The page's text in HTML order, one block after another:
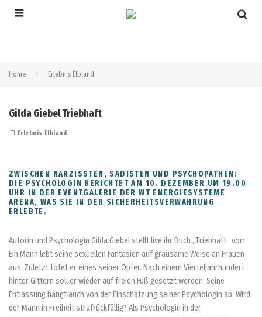
Home Erlebnis Elbland
Gilda Giebel Triebhaft
Erlebnis Elbland
ZWISCHEN NARZISSTEN, SADISTEN UND PSYCHOPATHEN:
DIE PSYCHOLOGIN BERICHTET AM 10. DEZEMBER UM 19.00
UHR IN DER EVENTGALERIE DER WT ENERGIESYSTEME
ARENA, WAS SIE IN DER SICHERHEITSVERWAHRUNG
ERLEBTE.
Autorin und Psychologin Gilda Giebel stellt live ihr Buch „Triebhaft“ vor:
Ein Mann lebt seine sexuellen Fantasien auf grausame Weise an Frauen
aus. Zuletzt tötet er eines seiner Opfer. Nach einem Vierteljahrhundert
hinter Gittern soll er wieder auf freien Fuß gesetzt werden. Seine
Entlassung hängt auch von der Einschätzung seiner Psychologin ab: Wird
der Mann in Freiheit strafrückfällig? Als Psychologin in der